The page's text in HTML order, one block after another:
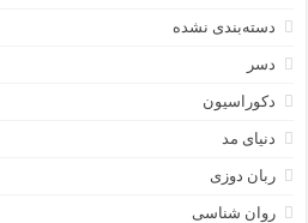
دسته‌بندی نشده
دسر
دکوراسیون
دنیای مد
ربان دوزی
روان شناسی